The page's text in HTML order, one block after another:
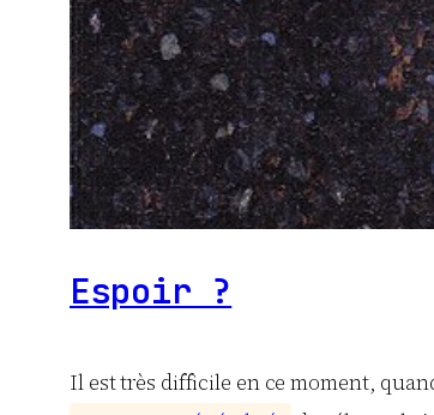
Espoir ?
Il est très difficile en ce moment,